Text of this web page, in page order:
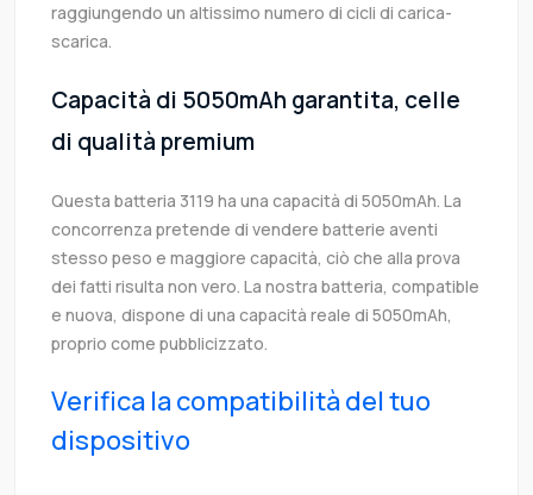
raggiungendo un altissimo numero di cicli di carica-
scarica.
Capacità di 5050mAh garantita, celle
di qualità premium
Questa batteria 3119 ha una capacità di 5050mAh. La
concorrenza pretende di vendere batterie aventi
stesso peso e maggiore capacità, ciò che alla prova
dei fatti risulta non vero. La nostra batteria, compatible
e nuova, dispone di una capacità reale di 5050mAh,
proprio come pubblicizzato.
Verifica la compatibilità del tuo
dispositivo